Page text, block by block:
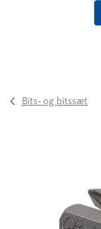
Bits- og bitssæt